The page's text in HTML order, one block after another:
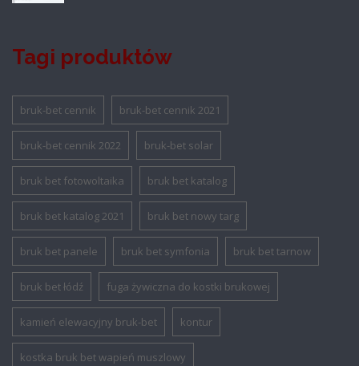
Tagi produktów
bruk-bet cennik bruk-bet cennik 2021
bruk-bet cennik 2022 bruk-bet solar
bruk bet fotowoltaika bruk bet katalog
bruk bet katalog 2021 bruk bet nowy targ
bruk bet panele bruk bet symfonia bruk bet tarnow
bruk bet łódź fuga żywiczna do kostki brukowej
kamień elewacyjny bruk-bet kontur
kostka bruk bet wapień muszlowy